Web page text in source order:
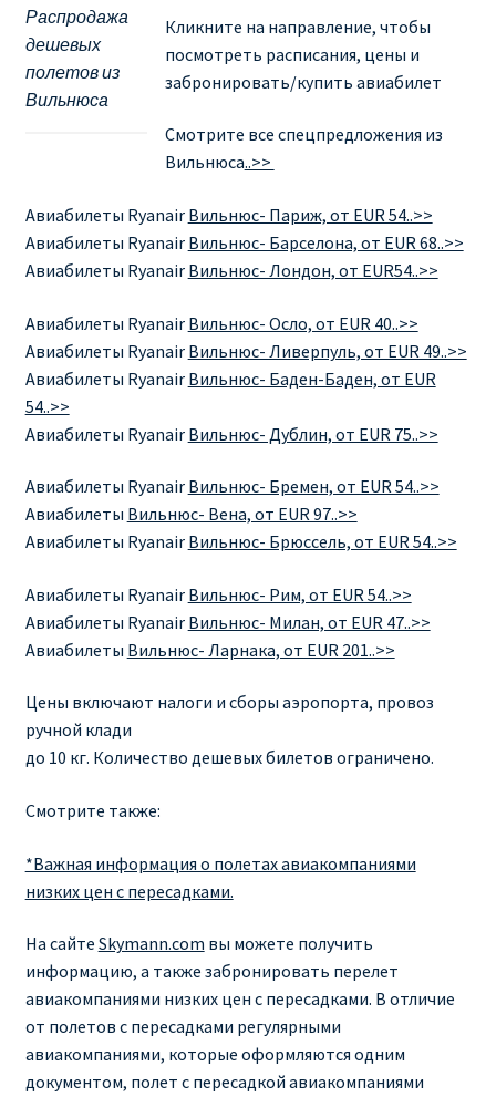
Ryanair направления, акции
Ryanair онлайн регистрация
Ryanair пересадки
RYANAIR ПОДГОРИЦА, ЧЕРНОГОРИЯ
RYANAIR ПОРТУГАЛИЯ
RYANAIR ПОСАДОЧНЫЙ ТАЛОН – BOARDING PASS
Ryanair Россия
RYANAIR ТЕЛЬ-АВИВ, ЭЙЛАТ, ИЗРАИЛЬ
RYANAIR УКРАИНА | АВИАБИЛЕТЫ ОТ €15
Ryanair Україна из Киева, Одессы, Львова, Харькова,
RYANAIR.COM НА РУССКОМ – кнфтфшкюсщь
Авиабилеты Ryanair на Тенерифе от €15
АВИАБИЛЕТЫ RYANAIR ОТ € 12
АВИАБИЛЕТЫ ВИЛЬНЮС БАРСЕЛОНА
Распродажа
дешевых
полетов из
Вильнюса
Кликните на направление, чтобы
посмотреть расписания, цены и
забронировать/купить авиабилет
Смотрите все спецпредложения из
Вильнюса..>>
Авиабилеты Ryanair Вильнюс- Париж, от EUR 54..>>
Авиабилеты Ryanair Вильнюс- Барселона, от EUR 68..>>
Авиабилеты Ryanair Вильнюс- Лондон, от EUR54..>>
Авиабилеты Ryanair Вильнюс- Осло, от EUR 40..>>
Авиабилеты Ryanair Вильнюс- Ливерпуль, от EUR 49..>>
Авиабилеты Ryanair Вильнюс- Баден-Баден, от EUR
54..>>
Авиабилеты Ryanair Вильнюс- Дублин, от EUR 75..>>
Авиабилеты Ryanair Вильнюс- Бремен, от EUR 54..>>
Авиабилеты Вильнюс- Вена, от EUR 97..>>
Авиабилеты Ryanair Вильнюс- Брюссель, от EUR 54..>>
Авиабилеты Ryanair Вильнюс- Рим, от EUR 54..>>
Авиабилеты Ryanair Вильнюс- Милан, от EUR 47..>>
Авиабилеты Вильнюс- Ларнака, от EUR 201..>>
Цены включают налоги и сборы аэропорта, провоз
ручной клади
до 10 кг. Количество дешевых билетов ограничено.
Смотрите также:
*Важная информация о полетах авиакомпаниями
низких цен с пересадками.
На сайте Skymann.com вы можете получить
информацию, а также забронировать перелет
авиакомпаниями низких цен с пересадками. В отличие
от полетов с пересадками регулярными
авиакомпаниями, которые оформляются одним
документом, полет с пересадкой авиакомпаниями